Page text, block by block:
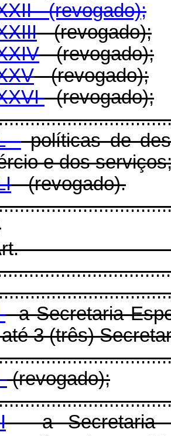
- (revogado);
- (revogado);
- (revogado);
- (revogado);
- (revogado);
-políticas de
e dos
- (revogado).
- a Secretaria
3 (três)
(revogado);
- a Secretaria